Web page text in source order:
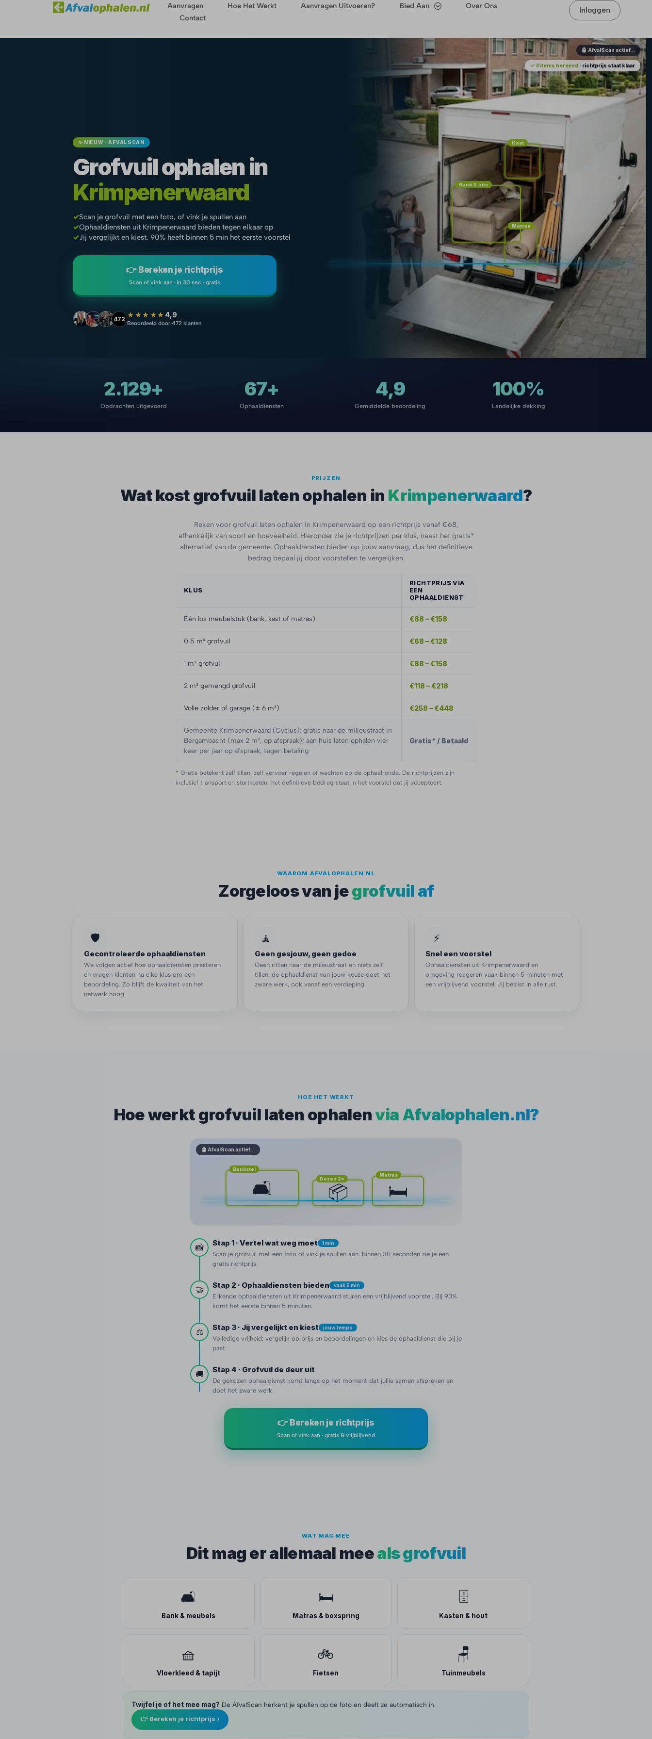
Aanvragen Hoe Het Werkt Aanvragen Uitvoeren? Bied Aan
Over Ons
Contact
Inloggen
🤖 AfvalScan actief…
Bank 3-zits
Matras
Kast
✓ 3 items herkend · richtprijs staat klaar
✨ NIEUW · AFVALSCAN
Grofvuil ophalen in
Krimpenerwaard
✓Scan je grofvuil met een foto, of vink je spullen aan
✓Ophaaldiensten uit Krimpenerwaard bieden tegen elkaar op
✓Jij vergelijkt en kiest. 90% heeft binnen 5 min het eerste voorstel
👉 Bereken je richtprijs
Scan of vink aan · in 30 sec · gratis
472 ★★★★★ 4,9
Beoordeeld door 472 klanten
2.129+
Opdrachten uitgevoerd
67+
Ophaaldiensten
4,9
Gemiddelde beoordeling
100%
Landelijke dekking
PRIJZEN
Wat kost grofvuil laten ophalen in Krimpenerwaard?
Reken voor grofvuil laten ophalen in Krimpenerwaard op een richtprijs vanaf €68,
afhankelijk van soort en hoeveelheid. Hieronder zie je richtprijzen per klus, naast het gratis*
alternatief van de gemeente. Ophaaldiensten bieden op jouw aanvraag, dus het definitieve
bedrag bepaal jij door voorstellen te vergelijken.
KLUS
RICHTPRIJS VIA
EEN
OPHAALDIENST
Eén los meubelstuk (bank, kast of matras) €88 – €158
0,5 m³ grofvuil €68 – €128
1 m³ grofvuil €88 – €158
2 m³ gemengd grofvuil €118 – €218
Volle zolder of garage (± 6 m³) €258 – €448
Gemeente Krimpenerwaard (Cyclus): gratis naar de milieustraat in
Bergambacht (max 2 m³, op afspraak); aan huis laten ophalen vier
keer per jaar op afspraak, tegen betaling
Gratis* / Betaald
* Gratis betekent zelf tillen, zelf vervoer regelen of wachten op de ophaalronde. De richtprijzen zijn
inclusief transport en stortkosten; het definitieve bedrag staat in het voorstel dat jij accepteert.
WAAROM AFVALOPHALEN.NL
Zorgeloos van jegrofvuil af
🛡️
Gecontroleerde ophaaldiensten
We volgen actief hoe ophaaldiensten presteren
en vragen klanten na elke klus om een
beoordeling. Zo blijft de kwaliteit van het
netwerk hoog.
🧘
Geen gesjouw, geen gedoe
Geen ritten naar de milieustraat en niets zelf
tillen: de ophaaldienst van jouw keuze doet het
zware werk, ook vanaf een verdieping.
⚡
Snel een voorstel
Ophaaldiensten uit Krimpenerwaard en
omgeving reageren vaak binnen 5 minuten met
een vrijblijvend voorstel. Jij beslist in alle rust.
HOE HET WERKT
Hoe werkt grofvuil laten ophalenvia Afvalophalen.nl?
🤖 AfvalScan actief…
Bankstel
🛋️ Dozen 2×
📦
Matras
🛏️
📸 Stap 1 · Vertel wat weg moet 1 min
Scan je grofvuil met een foto of vink je spullen aan: binnen 30 seconden zie je een
gratis richtprijs.
🤝 Stap 2 · Ophaaldiensten bieden vaak 5 min
Erkende ophaaldiensten uit Krimpenerwaard sturen een vrijblijvend voorstel. Bij 90%
komt het eerste binnen 5 minuten.
⚖️ Stap 3 · Jij vergelijkt en kiest jouw tempo
Volledige vrijheid: vergelijk op prijs en beoordelingen en kies de ophaaldienst die bij je
past.
🚚 Stap 4 · Grofvuil de deur uit
De gekozen ophaaldienst komt langs op het moment dat jullie samen afspreken en
doet het zware werk.
👉 Bereken je richtprijs
Scan of vink aan · gratis & vrijblijvend
WAT MAG MEE
Dit mag er allemaal meeals grofvuil
🛋️
Bank & meubels
🛏️
Matras & boxspring
🗄️
Kasten & hout
🧺
Vloerkleed & tapijt
🚲
Fietsen
🪑
Tuinmeubels
Twijfel je of het mee mag? De AfvalScan herkent je spullen op de foto en deelt ze automatisch in.
👉 Bereken je richtprijs ›